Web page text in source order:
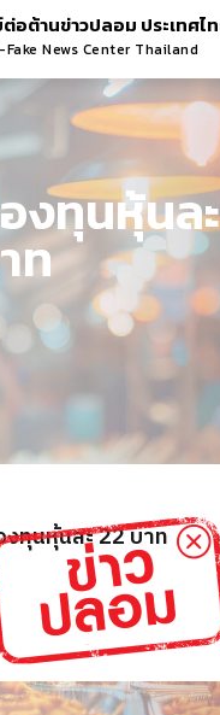
อต้านข่าวปลอม ประเทศไ
News Center Thailand
งทุนหุ้นล
ท
ทุนหุ้นละ 22 บาท